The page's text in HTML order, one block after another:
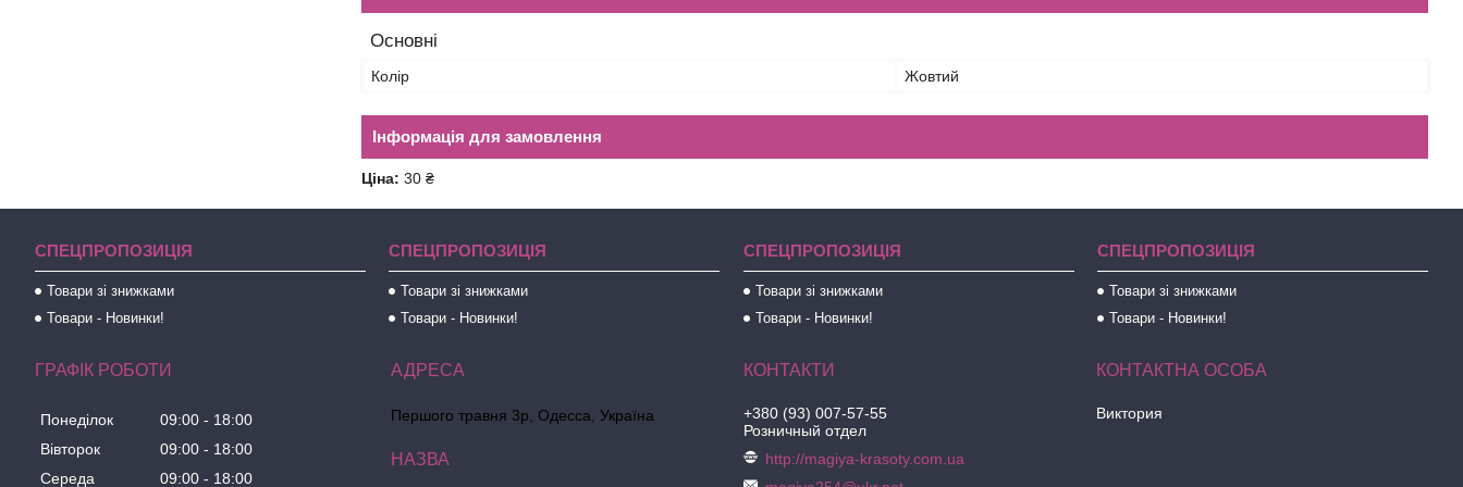
Основні
Колір Жовтий
Інформація для замовлення
Ціна: 30 ₴
СПЕЦПРОПОЗИЦІЯ
Товари зі знижками
Товари - Новинки!
СПЕЦПРОПОЗИЦІЯ
Товари зі знижками
Товари - Новинки!
СПЕЦПРОПОЗИЦІЯ
Товари зі знижками
Товари - Новинки!
СПЕЦПРОПОЗИЦІЯ
Товари зі знижками
Товари - Новинки!
ГРАФІК РОБОТИ
Понеділок 09:00
18:00
Вівторок
09:00
18:00
Середа
09:00 18:00
Першого травня 3р, Одесса, Україна
+380 (93) 007-57-55
Розничный отдел
http://magiya-krasoty.com.ua
Виктория